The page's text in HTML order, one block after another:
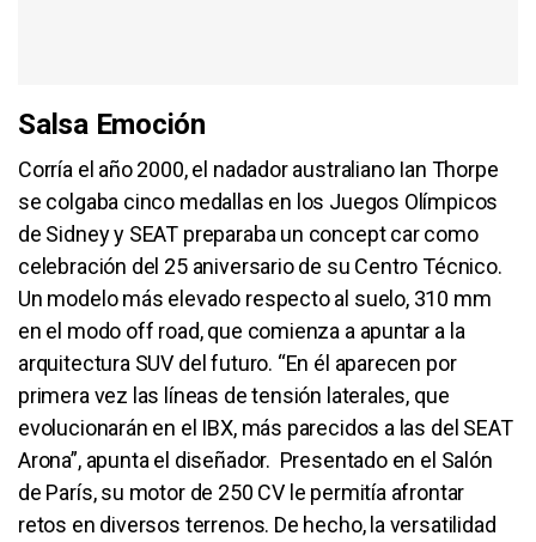
Salsa Emoción
Corría el año 2000, el nadador australiano Ian Thorpe
se colgaba cinco medallas en los Juegos Olímpicos
de Sidney y SEAT preparaba un concept car como
celebración del 25 aniversario de su Centro Técnico.
Un modelo más elevado respecto al suelo, 310 mm
en el modo off road, que comienza a apuntar a la
arquitectura SUV del futuro. “En él aparecen por
primera vez las líneas de tensión laterales, que
evolucionarán en el IBX, más parecidos a las del SEAT
Arona”, apunta el diseñador. Presentado en el Salón
de París, su motor de 250 CV le permitía afrontar
retos en diversos terrenos. De hecho, la versatilidad